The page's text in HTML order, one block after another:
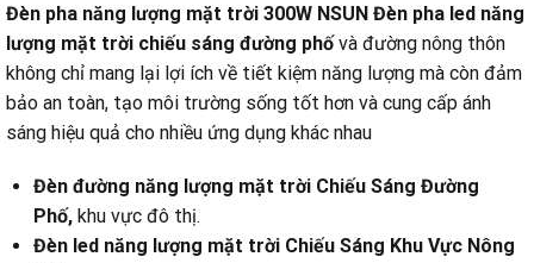
Đèn pha năng lượng mặt trời 300W NSUN Đèn pha led năng
lượng mặt trời chiếu sáng đường phốvà đường nông thôn
không chỉ mang lại lợi ích về tiết kiệm năng lượng mà còn đảm
bảo an toàn, tạo môi trường sống tốt hơn và cung cấp ánh
sáng hiệu quả cho nhiều ứng dụng khác nhau
Đèn đường năng lượng mặt trời Chiếu Sáng Đường
Phố, khu vực đô thị.
Đèn led năng lượng mặt trời Chiếu Sáng Khu Vực Nông